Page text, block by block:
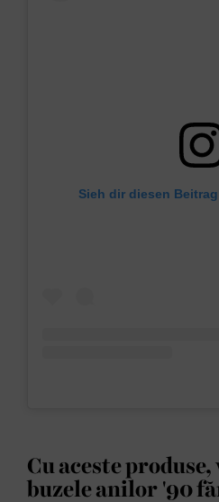
Sieh dir diesen
Cu aceste
buzele anilor '90